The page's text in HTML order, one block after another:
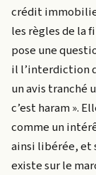
crédit
les règles de la
pose une
il l’interdiction
un avis tranché
c’est haram ».
comme un
ainsi libérée, et
existe sur le